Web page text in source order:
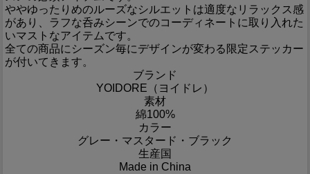
ややゆったりめのルーズなシルエットは適度なリラックス感
があり、ラフな呑みシーンでのコーディネートに取り入れた
いマストなアイテムです。
全ての商品にシーズン毎にデザインが変わる限定ステッカー
が付いてきます。
ブランド
YOIDORE（ヨイドレ）
素材
綿100%
カラー
グレー・マスタード・ブラック
生産国
Made in China